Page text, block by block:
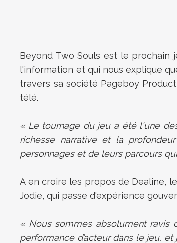
Beyond Two Souls est le prochain
l'information et qui nous explique
travers sa société Pageboy
télé.
« Le tournage du jeu a été l'une
richesse narrative et la
personnages et de leurs parcours
A en croire les propos de Dealine,
Jodie, qui passe d'expérience
« Nous sommes absolument
performance d’acteur dans le jeu,